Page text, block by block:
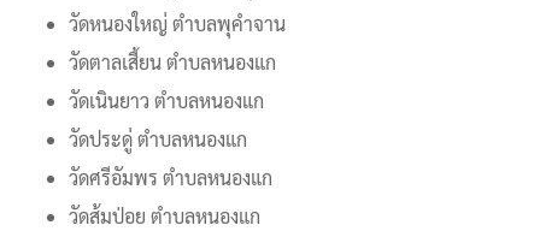
วัดหนองใหญ่ ตำบลพุคำจาน
วัดตาลเสี้ยน ตำบลหนองแก
วัดเนินยาว ตำบลหนองแก
วัดประดู่ ตำบลหนองแก
วัดศรีอัมพร ตำบลหนองแก
วัดส้มป่อย ตำบลหนองแก